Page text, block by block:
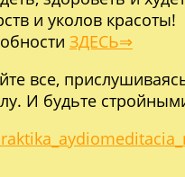
и уколов красоты!
ЗДЕСЬ⇒
все,
И будьте